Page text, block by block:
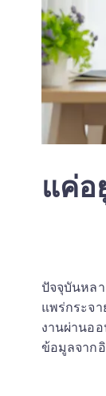
แค่อ
ปัจจุบันหลา
แพร่กระจา
งานผ่านอ
ข้อมูลจากอิ